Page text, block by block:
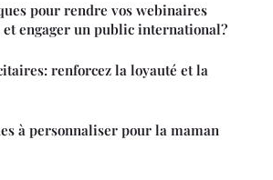
pour rendre vos webinaires
engager un public international?
renforcez la loyauté et la
à personnaliser pour la maman